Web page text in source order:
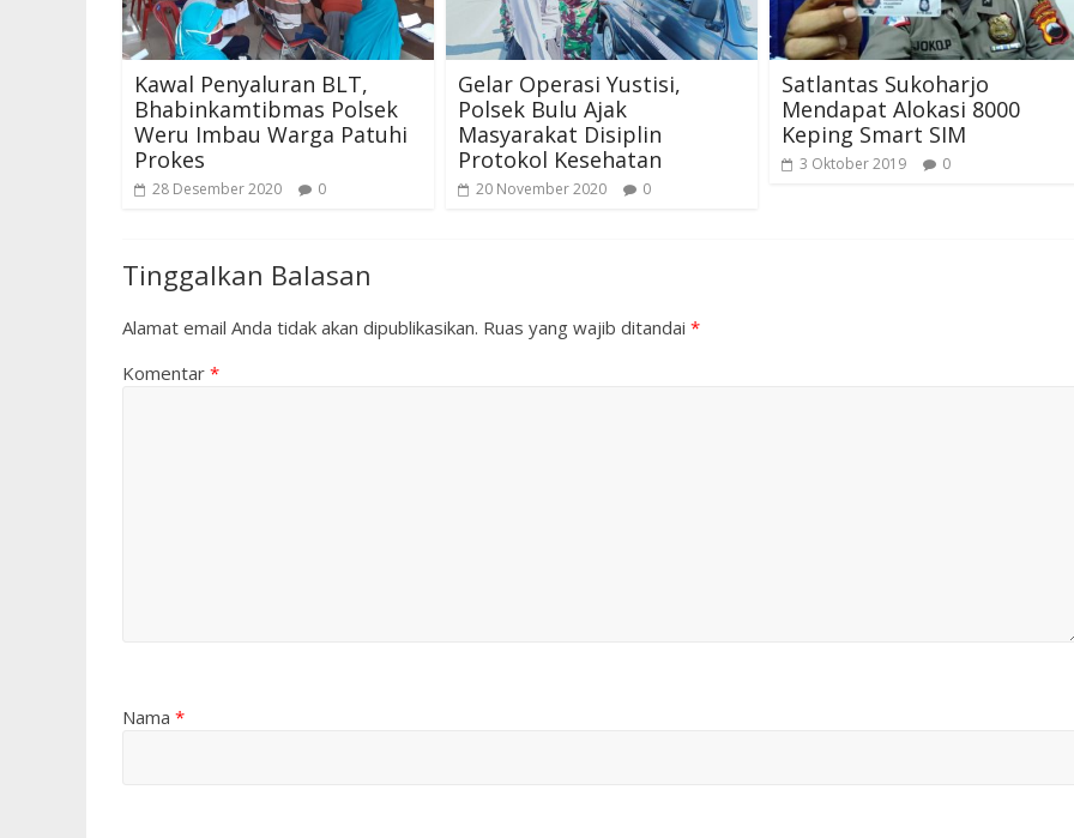
Kawal Penyaluran BLT,
Bhabinkamtibmas Polsek
Weru Imbau Warga Patuhi
Prokes
28 Desember 2020 0
Gelar Operasi Yustisi,
Polsek Bulu Ajak
Masyarakat Disiplin
Protokol Kesehatan
20 November 2020 0
Satlantas Sukoharjo
Mendapat Alokasi 8000
Keping Smart SIM
3 Oktober 2019 0
Tinggalkan Balasan
Alamat email Anda tidak akan dipublikasikan. Ruas yang wajib ditandai *
Komentar *
Nama *